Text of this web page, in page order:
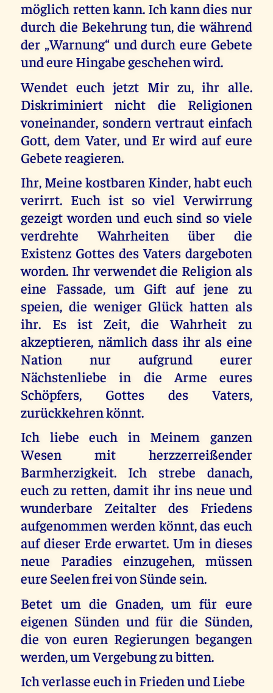
möglich retten kann. Ich kann dies nur
durch die Bekehrung tun, die während
der „Warnung“ und durch eure Gebete
und eure Hingabe geschehen wird.
Wendet euch jetzt Mir zu, ihr alle.
Diskriminiert nicht die Religionen
voneinander, sondern vertraut einfach
Gott, dem Vater, und Er wird auf eure
Gebete reagieren.
Ihr, Meine kostbaren Kinder, habt euch
verirrt. Euch ist so viel Verwirrung
gezeigt worden und euch sind so viele
verdrehte Wahrheiten über die
Existenz Gottes des Vaters dargeboten
worden. Ihr verwendet die Religion als
eine Fassade, um Gift auf jene zu
speien, die weniger Glück hatten als
ihr. Es ist Zeit, die Wahrheit zu
akzeptieren, nämlich dass ihr als eine
Nation nur aufgrund eurer
Nächstenliebe in die Arme eures
Schöpfers, Gottes des Vaters,
zurückkehren könnt.
Ich liebe euch in Meinem ganzen
Wesen mit herzzerreißender
Barmherzigkeit. Ich strebe danach,
euch zu retten, damit ihr ins neue und
wunderbare Zeitalter des Friedens
aufgenommen werden könnt, das euch
auf dieser Erde erwartet. Um in dieses
neue Paradies einzugehen, müssen
eure Seelen frei von Sünde sein.
Betet um die Gnaden, um für eure
eigenen Sünden und für die Sünden,
die von euren Regierungen begangen
werden, um Vergebung zu bitten.
Ich verlasse euch in Frieden und Liebe